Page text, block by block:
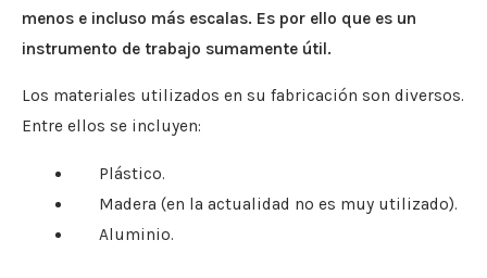
menos e incluso más escalas. Es por ello que es un
instrumento de trabajo sumamente útil.
Los materiales utilizados en su fabricación son diversos.
Entre ellos se incluyen:
Plástico.
Madera (en la actualidad no es muy utilizado).
Aluminio.